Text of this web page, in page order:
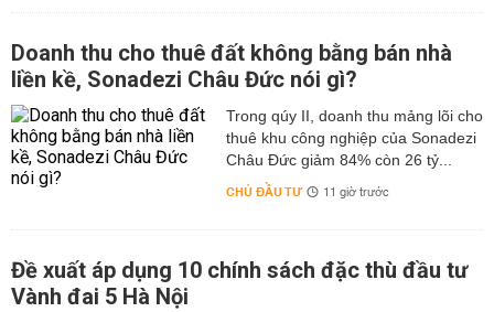
Doanh thu cho thuê đất không bằng bán nhà
liền kề, Sonadezi Châu Đức nói gì?
Trong qúy II, doanh thu mảng lõi cho
thuê khu công nghiệp của Sonadezi
Châu Đức giảm 84% còn 26 tỷ...
CHỦ ĐẦU TƯ 11 giờ trước
Đề xuất áp dụng 10 chính sách đặc thù đầu tư
Vành đai 5 Hà Nội